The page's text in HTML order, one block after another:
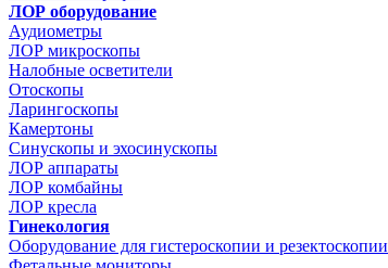
ЛОР оборудование
Аудиометры
ЛОР микроскопы
Налобные осветители
Отоскопы
Ларингоскопы
Камертоны
Синускопы и эхосинускопы
ЛОР аппараты
ЛОР комбайны
ЛОР кресла
Гинекология
Оборудование для гистероскопии и резектоскопии